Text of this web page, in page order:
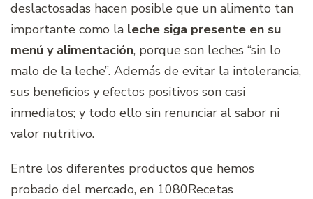
deslactosadas hacen posible que un alimento tan
importante como la leche siga presente en su
menú y alimentación, porque son leches “sin lo
malo de la leche”. Además de evitar la intolerancia,
sus beneficios y efectos positivos son casi
inmediatos; y todo ello sin renunciar al sabor ni
valor nutritivo.
Entre los diferentes productos que hemos
probado del mercado, en 1080Recetas